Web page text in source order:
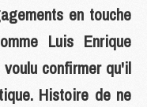
en touche
Luis Enrique
confirmer qu'il
Histoire de ne